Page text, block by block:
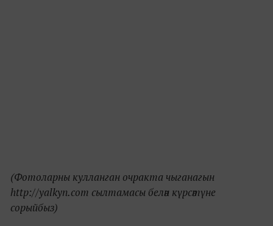
(Фотоларны кулланган очракта чыганагын
http://yalkyn.com сылтамасы белән күрсәтүне
сорыйбыз)